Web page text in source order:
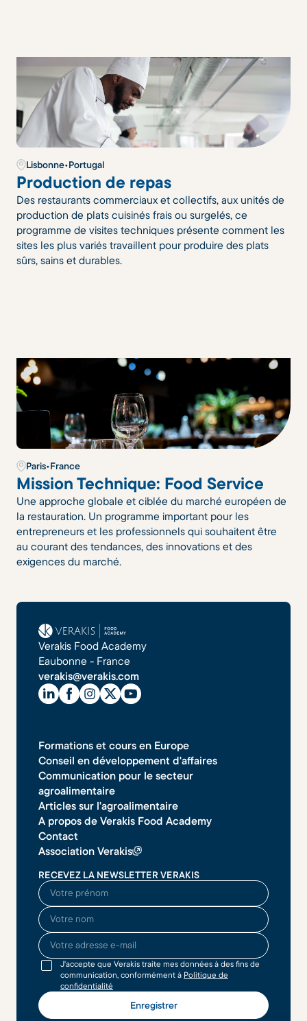
Lisbonne•Portugal
Production de repas
Des restaurants commerciaux et collectifs, aux unités de
production de plats cuisinés frais ou surgelés, ce
programme de visites techniques présente comment les
sites les plus variés travaillent pour produire des plats
sûrs, sains et durables.
Paris•France
Mission Technique: Food Service
Une approche globale et ciblée du marché européen de
la restauration. Un programme important pour les
entrepreneurs et les professionnels qui souhaitent être
au courant des tendances, des innovations et des
exigences du marché.
Verakis Food Academy
Eaubonne - France
verakis@verakis.com
Formations et cours en Europe
Conseil en développement d'affaires
Communication pour le secteur
agroalimentaire
Articles sur l'agroalimentaire
A propos de Verakis Food Academy
Contact
Association Verakis
RECEVEZ LA NEWSLETTER VERAKIS
O seu nome
O seu sobrenome
O seu endereço de email
J'accepte que Verakis traite mes données à des fins de
communication, conformément à Politique de
confidentialité